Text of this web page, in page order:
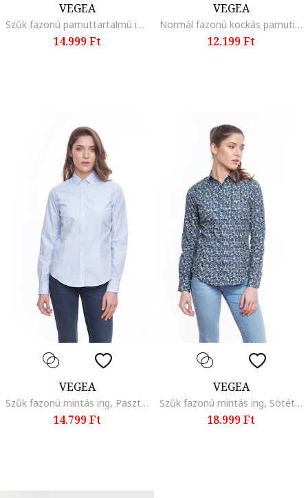
VEGEA
Szűk fazonú pamuttartalmú ing, Halványlila
14.999 Ft
VEGEA
Normál fazonú kockás pamuting, Fehér/Khaki/Tengerészkék
12.199 Ft
VEGEA
Szűk fazonú mintás ing, Pasztellkék/Kék
14.799 Ft
VEGEA
Szűk fazonú mintás ing, Sötétkék/Szalmasárga
18.999 Ft